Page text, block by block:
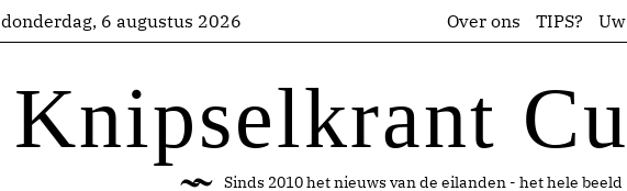
donderdag, 6 augustus 2026 Over ons TIPS?
Knipselkrant
Sinds 2010 het nieuws van de eilanden - het hele beeld